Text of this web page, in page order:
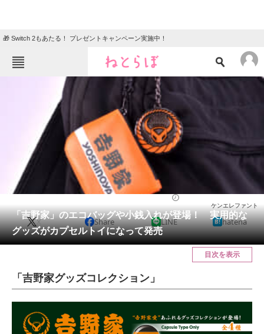
🎁 Switch 2もあたる！ プレゼントキャンペーン実施中！
ねとらぼメニュー
ニュース
クイズ
地域
住まい 教育・育児
動物 リサーチ
会員記事
メディア
ITの今と未来を見通す
スマホと通信の最新トレンド
「吉野家」のエコバッグや小銭入れが登場！ 実用的な
グッズがカプセルトイになって発売
ケンエレファント
X Share LINE hatena
目次を表示
「吉野家グッズコレクション」